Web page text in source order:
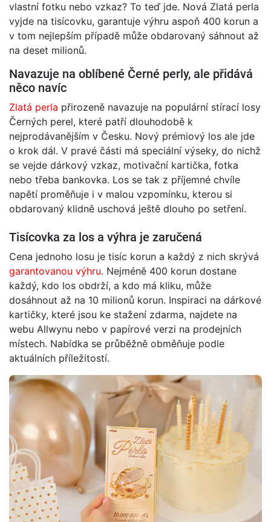
vlastní fotku nebo vzkaz? To teď jde. Nová Zlatá perla
vyjde na tisícovku, garantuje výhru aspoň 400 korun a
v tom nejlepším případě může obdarovaný sáhnout až
na deset milionů.
Navazuje na oblíbené Černé perly, ale přidává
něco navíc
Zlatá perla přirozeně navazuje na populární stírací losy
Černých perel, které patří dlouhodobě k
nejprodávanějším v Česku. Nový prémiový los ale jde
o krok dál. V pravé části má speciální výseky, do nichž
se vejde dárkový vzkaz, motivační kartička, fotka
nebo třeba bankovka. Los se tak z příjemné chvíle
napětí proměňuje i v malou vzpomínku, kterou si
obdarovaný klidně uschová ještě dlouho po setření.
Tisícovka za los a výhra je zaručená
Cena jednoho losu je tisíc korun a každý z nich skrývá
garantovanou výhru. Nejméně 400 korun dostane
každý, kdo los obdrží, a kdo má kliku, může
dosáhnout až na 10 milionů korun. Inspiraci na dárkové
kartičky, které jsou ke stažení zdarma, najdete na
webu Allwynu nebo v papírové verzi na prodejních
místech. Nabídka se průběžně obměňuje podle
aktuálních příležitostí.